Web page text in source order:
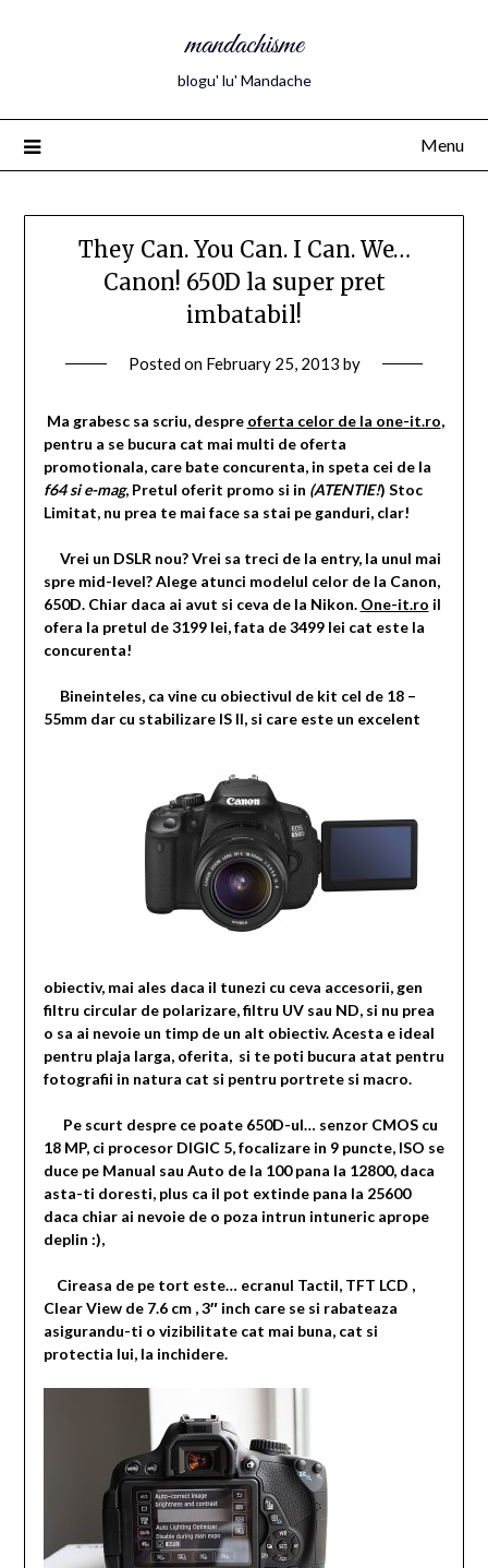
mandachisme
blogu' lu' Mandache
Menu
They Can. You Can. I Can. We…
Canon! 650D la super pret
imbatabil!
Posted on February 25, 2013 by
Ma grabesc sa scriu, despre oferta celor de la one-it.ro,
pentru a se bucura cat mai multi de oferta
promotionala, care bate concurenta, in speta cei de la
f64 si e-mag, Pretul oferit promo si in (ATENTIE!) Stoc
Limitat, nu prea te mai face sa stai pe ganduri, clar!
Vrei un DSLR nou? Vrei sa treci de la entry, la unul mai
spre mid-level? Alege atunci modelul celor de la Canon,
650D. Chiar daca ai avut si ceva de la Nikon. One-it.ro il
ofera la pretul de 3199 lei, fata de 3499 lei cat este la
concurenta!
Bineinteles, ca vine cu obiectivul de kit cel de 18 –
55mm dar cu stabilizare IS II, si care este un excelent
obiectiv, mai ales daca il tunezi cu ceva accesorii, gen
filtru circular de polarizare, filtru UV sau ND, si nu prea
o sa ai nevoie un timp de un alt obiectiv. Acesta e ideal
pentru plaja larga, oferita, si te poti bucura atat pentru
fotografii in natura cat si pentru portrete si macro.
Pe scurt despre ce poate 650D-ul… senzor CMOS cu
18 MP, ci procesor DIGIC 5, focalizare in 9 puncte, ISO se
duce pe Manual sau Auto de la 100 pana la 12800, daca
asta-ti doresti, plus ca il pot extinde pana la 25600
daca chiar ai nevoie de o poza intrun intuneric aprope
deplin :),
Cireasa de pe tort este… ecranul Tactil, TFT LCD ,
Clear View de 7.6 cm , 3″ inch care se si rabateaza
asigurandu-ti o vizibilitate cat mai buna, cat si
protectia lui, la inchidere.